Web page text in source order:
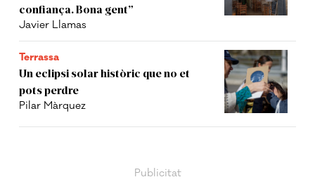
confiança. Bona gent”
Javier Llamas
Terrassa
Un eclipsi solar històric que no et
pots perdre
Pilar Màrquez